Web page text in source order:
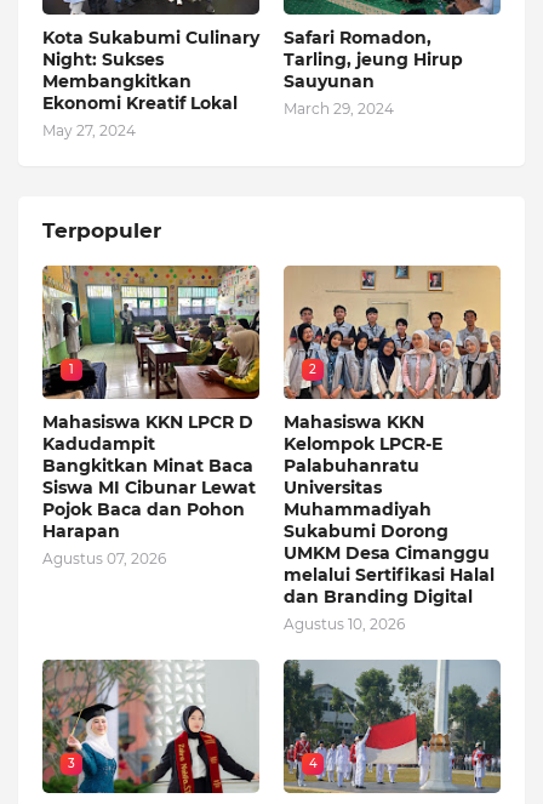
Kota Sukabumi Culinary
Night: Sukses
Membangkitkan
Ekonomi Kreatif Lokal
May 27, 2024
Safari Romadon,
Tarling, jeung Hirup
Sauyunan
March 29, 2024
Terpopuler
1
Mahasiswa KKN LPCR D
Kadudampit
Bangkitkan Minat Baca
Siswa MI Cibunar Lewat
Pojok Baca dan Pohon
Harapan
Agustus 07, 2026
2
Mahasiswa KKN
Kelompok LPCR-E
Palabuhanratu
Universitas
Muhammadiyah
Sukabumi Dorong
UMKM Desa Cimanggu
melalui Sertifikasi Halal
dan Branding Digital
Agustus 10, 2026
3 4